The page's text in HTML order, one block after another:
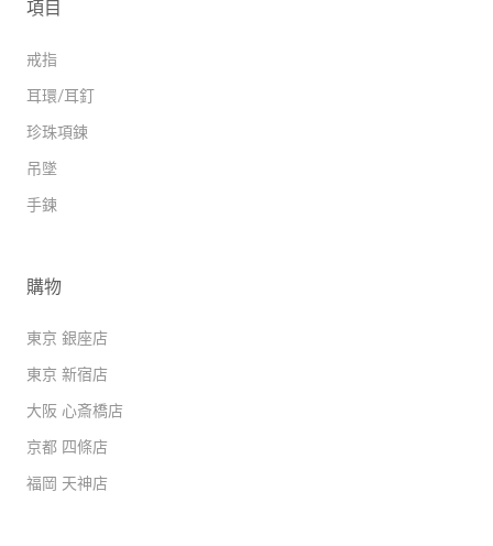
項目
戒指
耳環/耳釘
珍珠項鍊
吊墜
手鍊
購物
東京 銀座店
東京 新宿店
大阪 心斎橋店
京都 四條店
福岡 天神店